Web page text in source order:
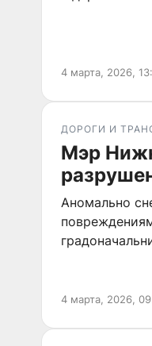
4 марта, 2026,
ДОРОГИ И
Мэр
Аномально
4 марта, 2026,